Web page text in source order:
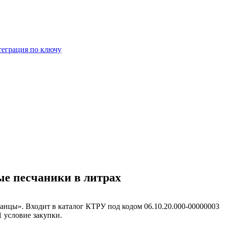
по ключу
песчаники в литрах
Входит в каталог КТРУ под кодом 06.10.20.000-00000003
закупки.